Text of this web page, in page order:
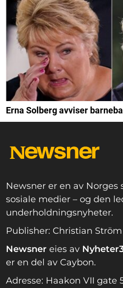
Erna Solberg avviser
Newsner er en av Norges
sosiale medier – og den
underholdningsnyheter.
Publisher: Christian Ström
Newsner eies av
er en del av Caybon.
Adresse: Haakon VII gate